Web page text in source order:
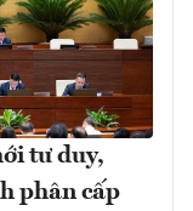
tư duy,
phân cấp